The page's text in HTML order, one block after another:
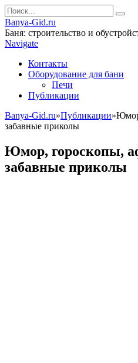
Banya-Gid.ru
Баня: строительство и
Navigate
Контакты
Оборудование для бани
Печи
Публикации
Banya-Gid.ru»Публикации»
забавные приколы
Юмор, гороскопы,
забавные приколы